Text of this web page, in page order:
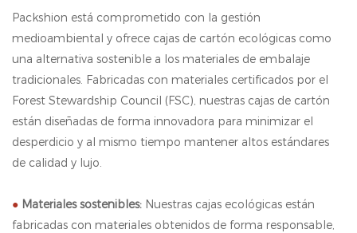
Packshion está comprometido con la gestión
medioambiental y ofrece cajas de cartón ecológicas como
una alternativa sostenible a los materiales de embalaje
tradicionales. Fabricadas con materiales certificados por el
Forest Stewardship Council (FSC), nuestras cajas de cartón
están diseñadas de forma innovadora para minimizar el
desperdicio y al mismo tiempo mantener altos estándares
de calidad y lujo.
● Materiales sostenibles: Nuestras cajas ecológicas están
fabricadas con materiales obtenidos de forma responsable,